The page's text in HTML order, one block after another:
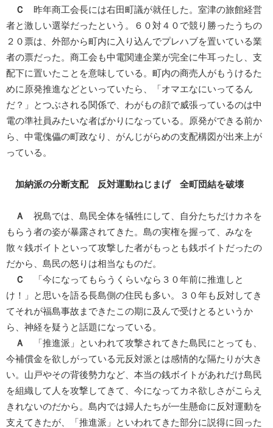
Ｃ
昨年商工会長には右田町議が就任した。室津の旅館経営
者と激しい選挙だったという。６０対４０で競り勝ったうちの
２０票は、外部から町内に入り込んでプレハブを置いている業
者の票だった。商工会も中電関連企業が完全に牛耳ったし、支
配下に置いたことを意味している。町内の商売人がもうけるた
めに原発推進などといっていたら、「オマエなにいってるん
だ？」とつぶされる関係で、わがもの顔で威張っているのは中
電の準社員みたいな者ばかりになっている。原発ができる前か
ら、中電傀儡の町政なり、がんじがらめの支配構図が出来上が
っている。
加納派の分断支配 反対運動ねじまげ 全町団結を破壊
Ａ
祝島では、島民全体を犠牲にして、自分たちだけカネを
もらう者の姿が暴露されてきた。島の実権を握って、みなを
散々銭ボイトといって攻撃した者がもっとも銭ボイトだったの
だから、島民の怒りは相当なものだ。
Ｃ
「今になってもらうくらいなら３０年前に推進しと
け！」と思いを語る長島側の住民も多い。３０年も反対してき
てそれが福島事故まできたこの期に及んで受けとるというか
ら、神経を疑うと話題になっている。
Ａ
「推進派」といわれて攻撃されてきた島民にとっても、
今補償金を欲しがっている元反対派とは感情的な隔たりが大き
い。山戸やその背後勢力など、本当の銭ボイトがあれだけ島民
を組織して人を攻撃してきて、今になってカネ欲しさがこらえ
きれないのだから。島内では婦人たちが一生懸命に反対運動を
支えてきたが、「推進派」といわれてきた部分に説得に回った